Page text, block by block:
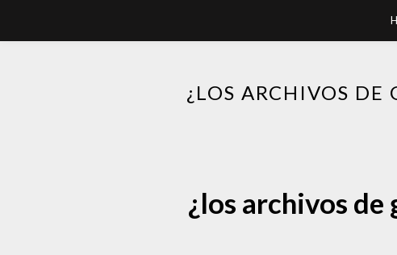
¿LOS ARCHIVOS DE
¿los archivos de